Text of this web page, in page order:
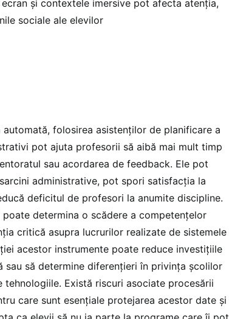
și contextele imersive pot afecta atenția,
sociale ale elevilor
automată, folosirea asistenților de planificare a
pot ajuta profesorii să aibă mai mult timp
sau acordarea de feedback. Ele pot
administrative, pot spori satisfacția la
deficitul de profesori la anumite discipline.
poate determina o scădere a competențelor
critică asupra lucrurilor realizate de sistemele
acestor instrumente poate reduce investițiile
sau să determine diferențieri în privința școlilor
tehnologiile. Există riscuri asociate procesării
care sunt esențiale protejarea acestor date și